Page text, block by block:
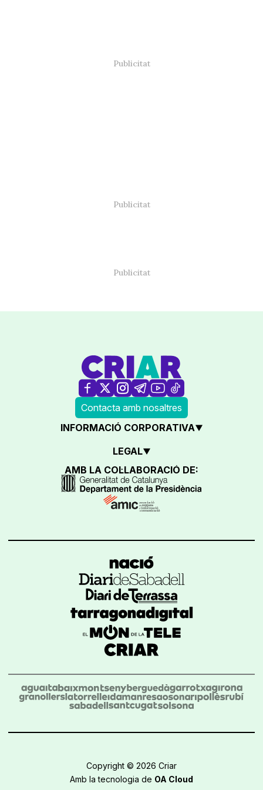
Contacta amb nosaltres
INFORMACIÓ CORPORATIVA
LEGAL
AMB LA COL·LABORACIÓ DE:
Copyright © 2026 Criar
Amb la tecnologia de OA Cloud